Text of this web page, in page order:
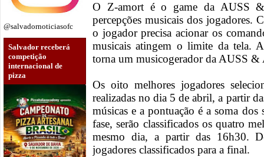
@salvadornoticiasofc
Salvador receberá
competição
internacional de
pizza
O Z-amort é o game da AUSS
percepções musicais dos jogadores.
o jogador precisa acionar os
musicais atingem o limite da tela.
torna um musicogerador da AUSS
Os oito melhores jogadores
realizadas no dia 5 de abril, a partir
músicas e a pontuação é a soma dos
fase, serão classificados os quatro
mesmo dia, a partir das 16h30.
jogadores classificados para a final.